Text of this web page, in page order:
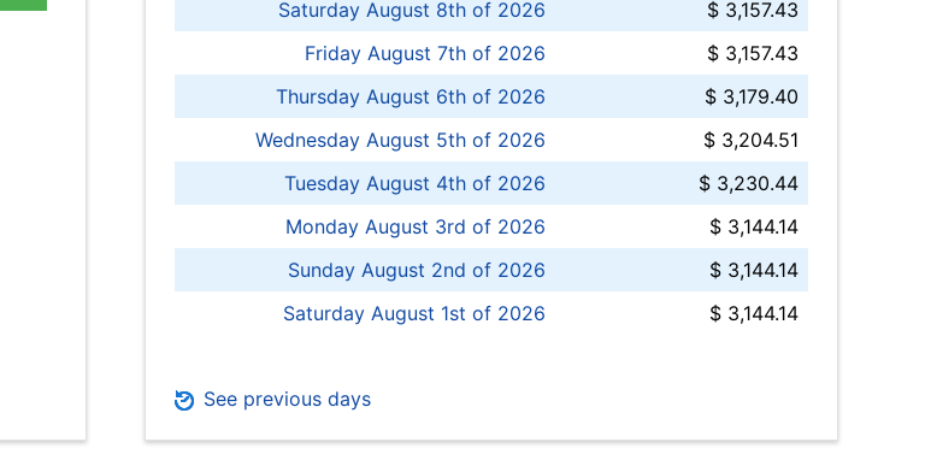
Saturday August 8th of 2026
$ 3,157.43
Friday August 7th of 2026
$ 3,157.43
Thursday August 6th of 2026
$ 3,179.40
Wednesday August 5th of 2026
$ 3,204.51
Tuesday August 4th of 2026
$ 3,230.44
Monday August 3rd of 2026
$ 3,144.14
Sunday August 2nd of 2026
$ 3,144.14
Saturday August 1st of 2026
$ 3,144.14
See previous days